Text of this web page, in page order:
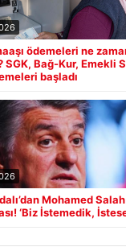
ödemeleri ne
Bağ-Kur, Emekli
başladı
Mohamed Salah
‘Biz İstemedik,